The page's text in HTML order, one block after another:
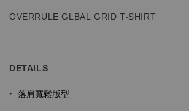
OVERRULE GLBAL GRID T-SHIRT
DETAILS
• 落肩寬鬆版型